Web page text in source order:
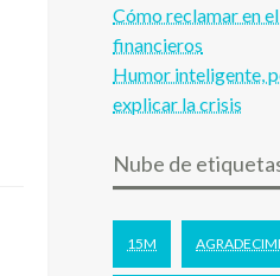
Cómo reclamar en
financieros
Humor inteligente,
explicar la crisis
Nube de
15M